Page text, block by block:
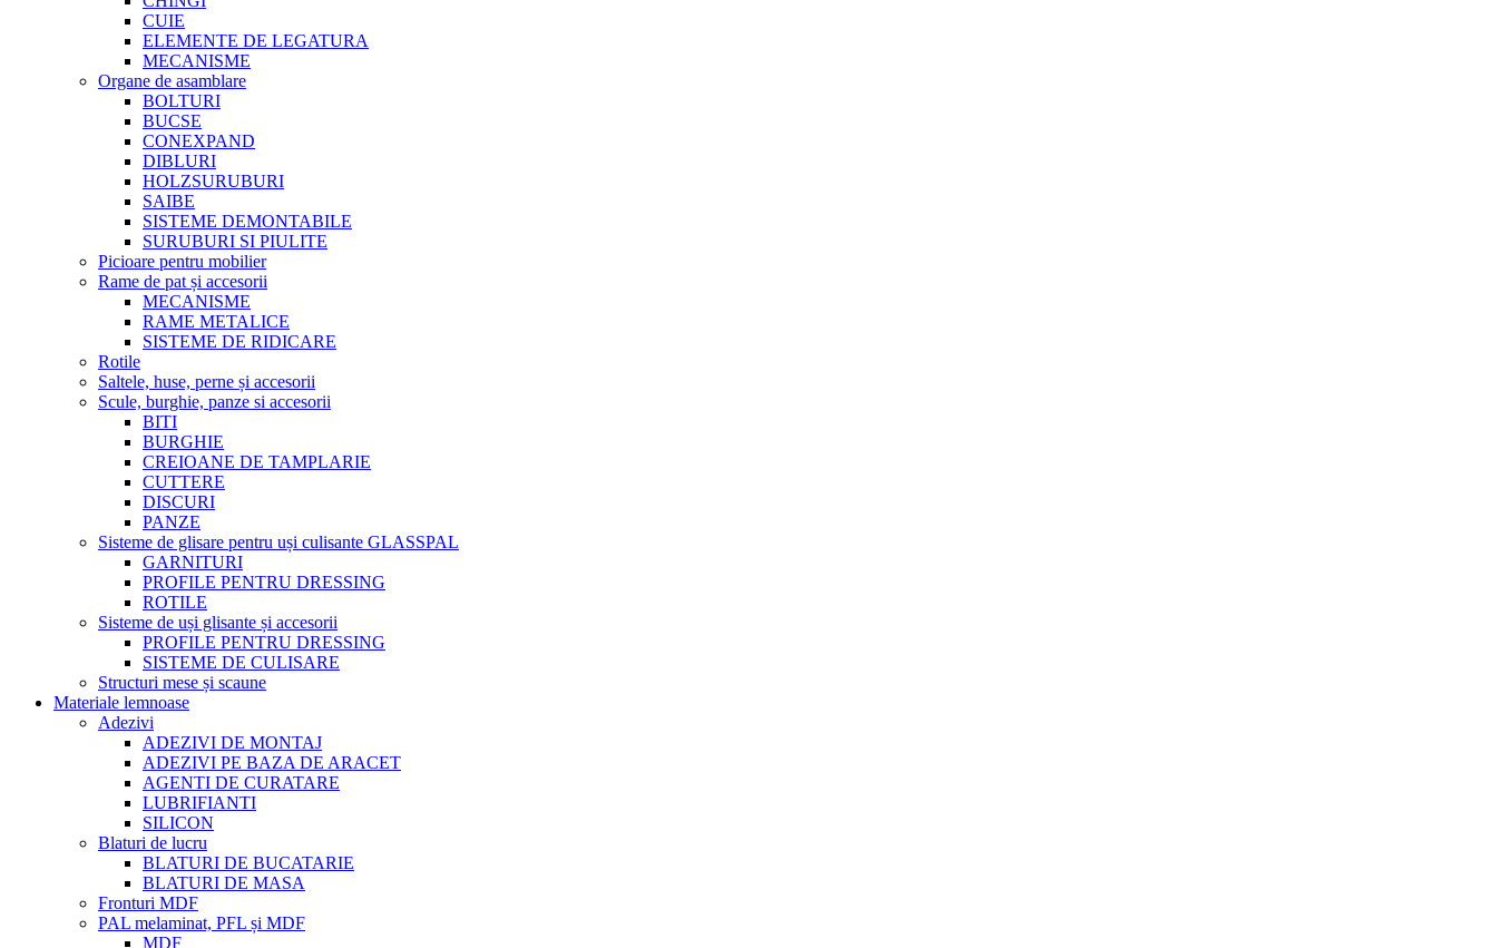
CUIE
ELEMENTE DE LEGATURA
MECANISME
Organe de asamblare
BOLTURI
BUCSE
CONEXPAND
DIBLURI
HOLZSURUBURI
SAIBE
SISTEME DEMONTABILE
SURUBURI SI PIULITE
Picioare pentru mobilier
Rame de pat și accesorii
MECANISME
RAME METALICE
SISTEME DE RIDICARE
Rotile
Saltele, huse, perne și accesorii
Scule, burghie, panze si accesorii
BITI
BURGHIE
CREIOANE DE TAMPLARIE
CUTTERE
DISCURI
PANZE
Sisteme de glisare pentru uși culisante GLASSPAL
GARNITURI
PROFILE PENTRU DRESSING
ROTILE
Sisteme de uși glisante și accesorii
PROFILE PENTRU DRESSING
SISTEME DE CULISARE
Structuri mese și scaune
Materiale lemnoase
Adezivi
ADEZIVI DE MONTAJ
ADEZIVI PE BAZA DE ARACET
AGENTI DE CURATARE
LUBRIFIANTI
SILICON
Blaturi de lucru
BLATURI DE BUCATARIE
BLATURI DE MASA
Fronturi MDF
PAL melaminat, PFL și MDF
MDF